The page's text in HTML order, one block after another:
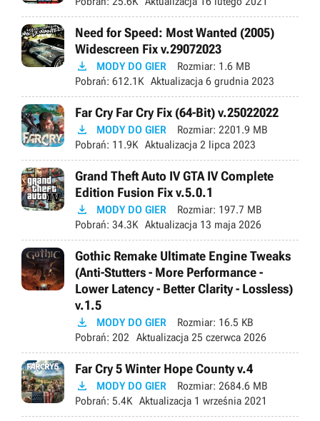
Need for Speed: Most Wanted (2005)
Widescreen Fix v.29072023
 MODY DO GIER Rozmiar: 1.6 MB
Pobrań: 612.1K Aktualizacja 6 grudnia 2023
Far Cry Far Cry Fix (64-Bit) v.25022022
 MODY DO GIER Rozmiar: 2201.9 MB
Pobrań: 11.9K Aktualizacja 2 lipca 2023
Grand Theft Auto IV GTA IV Complete
Edition Fusion Fix v.5.0.1
 MODY DO GIER Rozmiar: 197.7 MB
Pobrań: 34.3K Aktualizacja 13 maja 2026
Gothic Remake Ultimate Engine Tweaks
(Anti-Stutters - More Performance -
Lower Latency - Better Clarity - Lossless)
v.1.5
 MODY DO GIER Rozmiar: 16.5 KB
Pobrań: 202 Aktualizacja 25 czerwca 2026
Far Cry 5 Winter Hope County v.4
 MODY DO GIER Rozmiar: 2684.6 MB
Pobrań: 5.4K Aktualizacja 1 września 2021